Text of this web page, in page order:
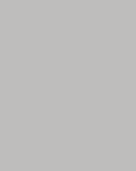
essere il
della tua